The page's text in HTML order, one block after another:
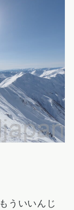
ういいんじ